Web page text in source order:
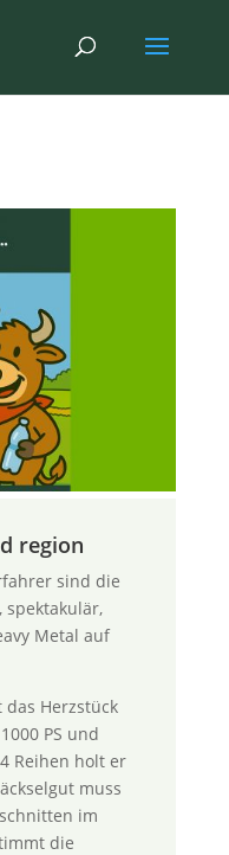
region
sind die
spektakulär,
Metal auf
Herzstück
PS und
Reihen holt er
muss
im
die